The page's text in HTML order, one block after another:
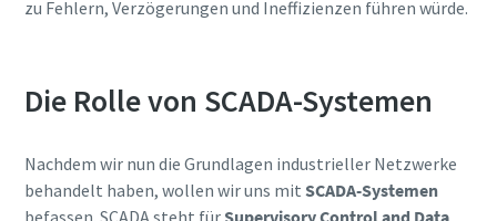
Alles, was Sie über Ihren pneumatischen
Förderprozess wissen müssen
zu Fehlern, Verzögerungen und Ineffizienzen führen würde.
Die Rolle von SCADA-Systemen
Nachdem wir nun die Grundlagen industrieller Netzwerke
behandelt haben, wollen wir uns mit SCADA-Systemen
befassen. SCADA steht fürSupervisory Control and Data